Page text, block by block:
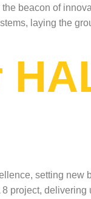
beacon of
laying the
setting new
project,